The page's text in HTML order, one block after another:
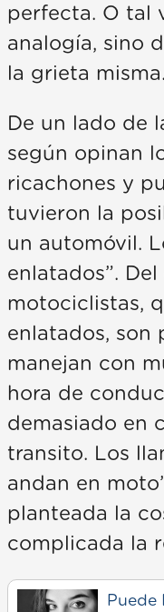
perfecta. O tal
analogía, sino
la grieta misma.
De un lado de
según opinan
ricachones y
tuvieron la
un automóvil.
enlatados”.
motociclistas,
enlatados, son
manejan con
hora de
demasiado en
transito. Los
andan en
planteada la
complicada la
Puede